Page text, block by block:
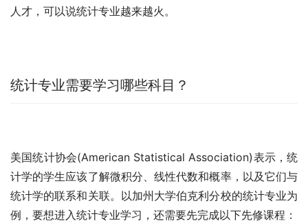
人才，可以说统计专业越来越火。
统计专业需要学习哪些科目？
美国统计协会(American Statistical Association)表示，统
计学的学生应该了解微积分、线性代数和概率，以及它们与
统计学的联系和关联。以加州大学伯克利分校的统计专业为
例，要想进入统计专业学习，还需要先完成以下先修课程：